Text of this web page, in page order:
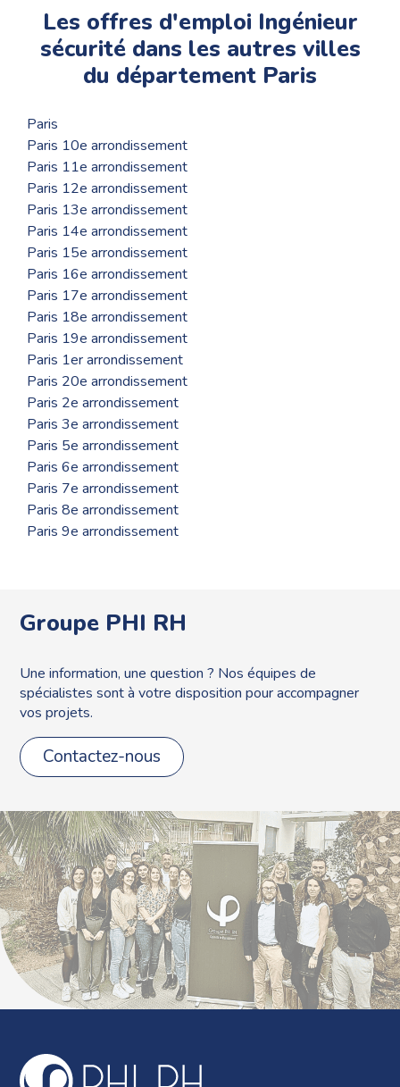
Les offres d'emploi Ingénieur
sécurité dans les autres villes
du département Paris
Paris
Paris 10e arrondissement
Paris 11e arrondissement
Paris 12e arrondissement
Paris 13e arrondissement
Paris 14e arrondissement
Paris 15e arrondissement
Paris 16e arrondissement
Paris 17e arrondissement
Paris 18e arrondissement
Paris 19e arrondissement
Paris 1er arrondissement
Paris 20e arrondissement
Paris 2e arrondissement
Paris 3e arrondissement
Paris 5e arrondissement
Paris 6e arrondissement
Paris 7e arrondissement
Paris 8e arrondissement
Paris 9e arrondissement
Groupe PHI RH
Une information, une question ? Nos équipes de
spécialistes sont à votre disposition pour accompagner
vos projets.
Contactez-nous